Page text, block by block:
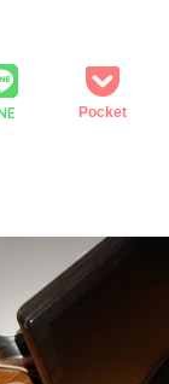
Pocket